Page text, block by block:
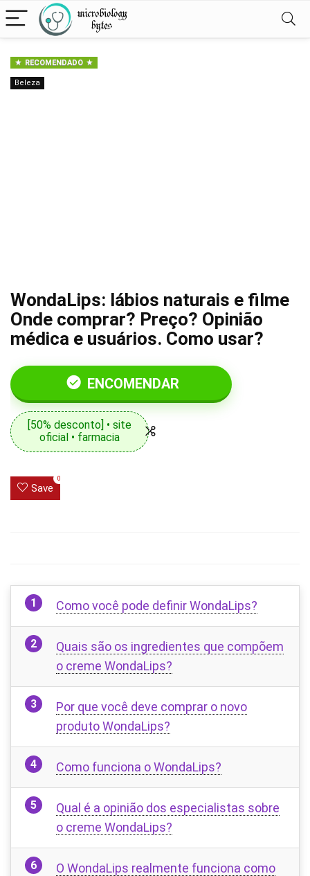
RECOMENDADO
Beleza
WondaLips: lábios naturais e filme
Onde comprar? Preço? Opinião
médica e usuários. Como usar?
ENCOMENDAR
[50% desconto] • site
oficial • farmacia
Save
0
Como você pode definir WondaLips?
Quais são os ingredientes que compõem
o creme WondaLips?
Por que você deve comprar o novo
produto WondaLips?
Como funciona o WondaLips?
Qual é a opinião dos especialistas sobre
o creme WondaLips?
O WondaLips realmente funciona como